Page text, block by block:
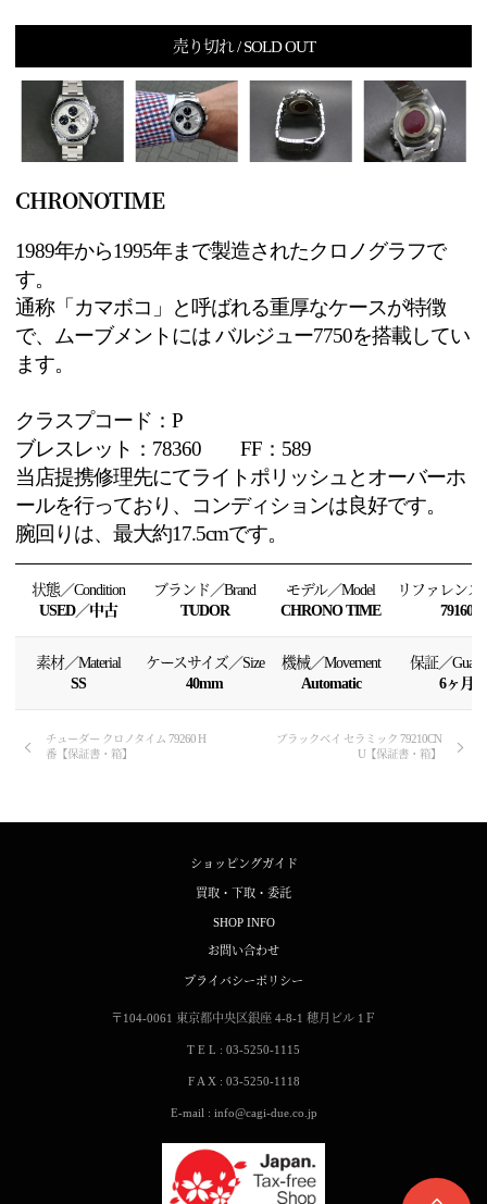
売り切れ / SOLD OUT
CHRONOTIME
1989年から1995年まで製造されたクロノグラフで
す。
通称「カマボコ」と呼ばれる重厚なケースが特徴
で、
ムーブメントには バルジュー7750を搭載してい
ます。
クラスプコード：P
ブレスレット：78360 FF：589
当店提携修理先にてライトポリッシュとオーバーホ
ールを行っており、コンディションは良好です。
腕回りは、最大約17.5cmです。
状態／Condition
USED／中古
ブランド／Brand
TUDOR
モデル／Model
CHRONO TIME
リファレンス
79160
素材／Material
SS
ケースサイズ／Size
40mm
機械／Movement
Automatic
保証／
6ヶ月
チューダー クロノタイム 79260 H
番【保証書・箱】
ブラックベイ セラミック 79210CN
U【保証書・箱】
ショッピングガイド
買取・下取・委託
SHOP INFO
お問い合わせ
プライバシーポリシー
〒104-0061 東京都中央区銀座 4-8-1 穂月ビル 1Ｆ
T E L : 03-5250-1115
F A X : 03-5250-1118
E-mail : info@cagi-due.co.jp